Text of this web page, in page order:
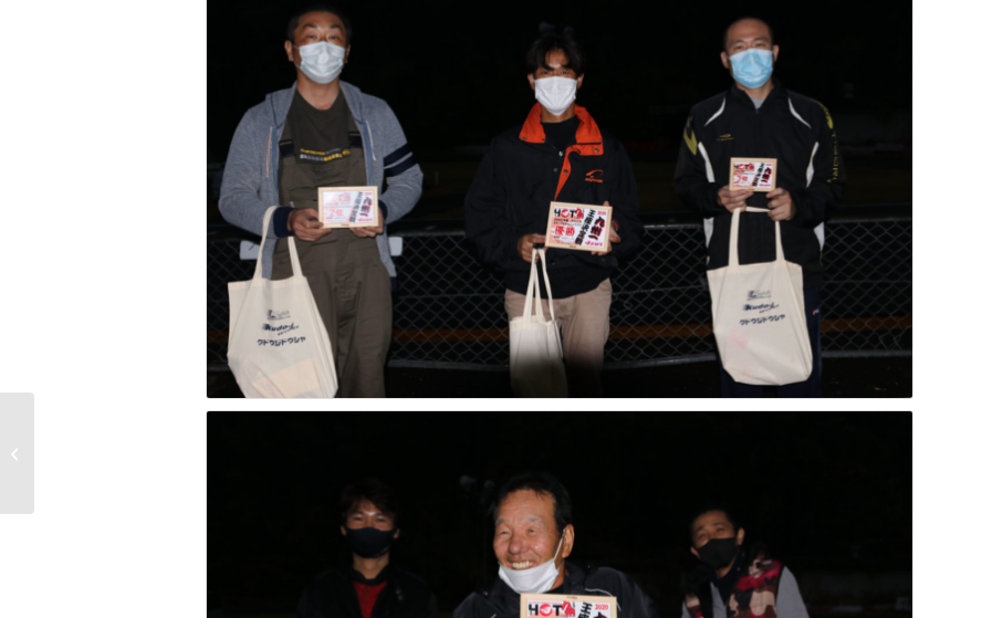
グリップ・ミディアムチューンクラス